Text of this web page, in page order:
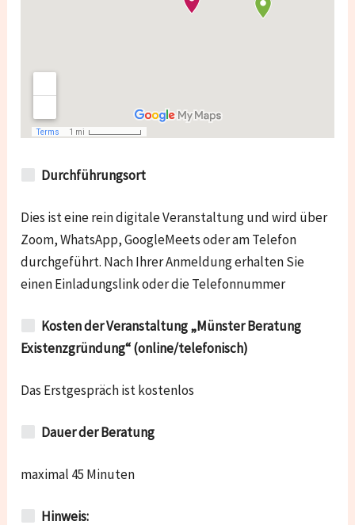
Durchführungsort
Dies ist eine rein digitale Veranstaltung und wird über
Zoom, WhatsApp, GoogleMeets oder am Telefon
durchgeführt. Nach Ihrer Anmeldung erhalten Sie
einen Einladungslink oder die Telefonnummer
Kosten der Veranstaltung „Münster Beratung
Existenzgründung“ (online/telefonisch)
Das Erstgespräch ist kostenlos
Dauer der Beratung
maximal 45 Minuten
Hinweis: